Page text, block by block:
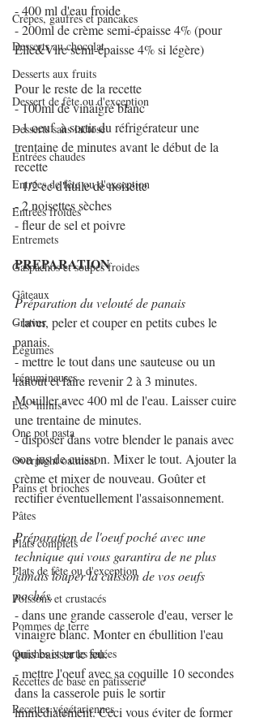
Crêpes, gaufres et pancakes
Desserts au chocolat
Desserts aux fruits
Dessert de fête ou d'exception
Desserts sans lactose
Entrées chaudes
Entrées de fête ou d'exception
Entrées froides
Entremets
Gaspachos et soupes froides
Gâteaux
Gratins
Légumes
Légumineuses
Les "minis"
One pot pasta
Overnight oatmeal
Pains et brioches
Pâtes
Plats complets
Plats de fête ou d'exception
Poissons et crustacés
Pommes de terre
Quiches et tartes salées
Recettes de base en pâtisserie
Recettes végétariennes
- 400 ml d'eau froide
- 200ml de crème semi-épaisse 4% (pour
Elle&Vire semi-épaisse 4% si légère)
Pour le reste de la recette
- 100ml de vinaigre blanc
- 1 oeuf  à sortir du réfrigérateur une
trentaine de minutes avant le début de la
recette
- 1/2 cc d'huile de noisette
- 2 noisettes sèches
- fleur de sel et poivre
PREPARATION
Préparation du velouté de panais
- laver, peler et couper en petits cubes le
panais.
- mettre le tout dans une sauteuse ou un
faitout et faire revenir 2 à 3 minutes.
Mouiller avec 400 ml de l'eau. Laisser cuire
une trentaine de minutes.
- disposer dans votre blender le panais avec
son jus de cuisson. Mixer le tout. Ajouter la
crème et mixer de nouveau. Goûter et
rectifier éventuellement l'assaisonnement.
Préparation de l'oeuf poché avec une
technique qui vous garantira de ne plus
jamais louper la cuisson de vos oeufs
pochés.
- dans une grande casserole d'eau, verser le
vinaigre blanc. Monter en ébullition l'eau
puis baisser le feu.
- mettre l'oeuf avec sa coquille 10 secondes
dans la casserole puis le sortir
immédiatement. Ceci vous éviter de former